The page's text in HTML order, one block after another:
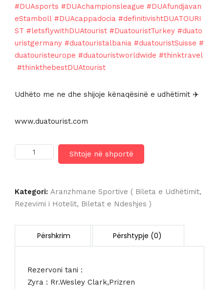
#DUAsports #DUAchampionsleague #DUAfundjavan
eStamboll #DUAcappadocia #definitivishtDUATOURI
ST #letsflywithDUAtourist #DuatouristTurkey #duato
uristgermany #duatouristalbania #duatouristSuisse #
duatouristeurope #duatouristworldwide #thinktravel
#thinkthebestDUAtourist
Udhëto me ne dhe shijoje kënaqësinë e udhëtimit ✈️
www.duatourist.com
Sasi
IDEA
SAN
SIRO
Shtoje në shportë
Kategori: Aranzhmane Sportive ( Bileta e Udhëtimit,
Rezevimi i Hotelit, Biletat e Ndeshjes )
Rezervoni tani :
Zyra : Rr.Wesley Clark,Prizren